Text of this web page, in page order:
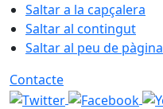
Saltar a la capçalera
Saltar al contingut
Saltar al peu de pàgina
Contacte